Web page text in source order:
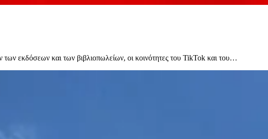
εκδόσεων και των βιβλιοπωλείων, οι κοινότητες του TikTok και του…